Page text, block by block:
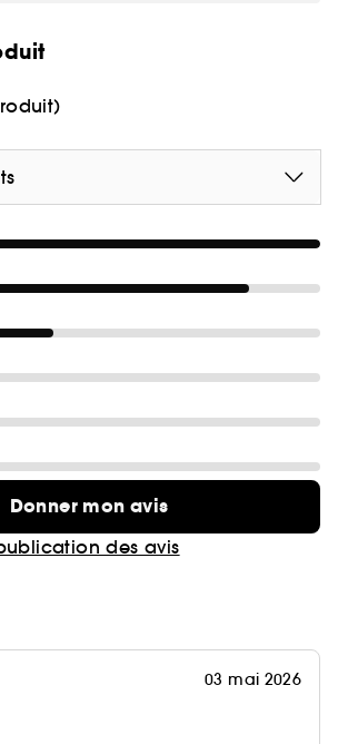
soit du rétinol avec un %
Donner mon avis
des avis
03 mai 2026